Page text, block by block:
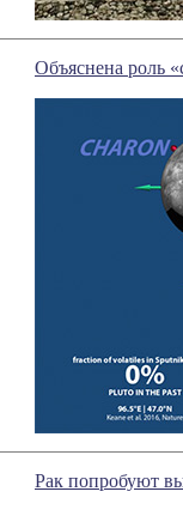
Объяснена роль
Рак попробуют